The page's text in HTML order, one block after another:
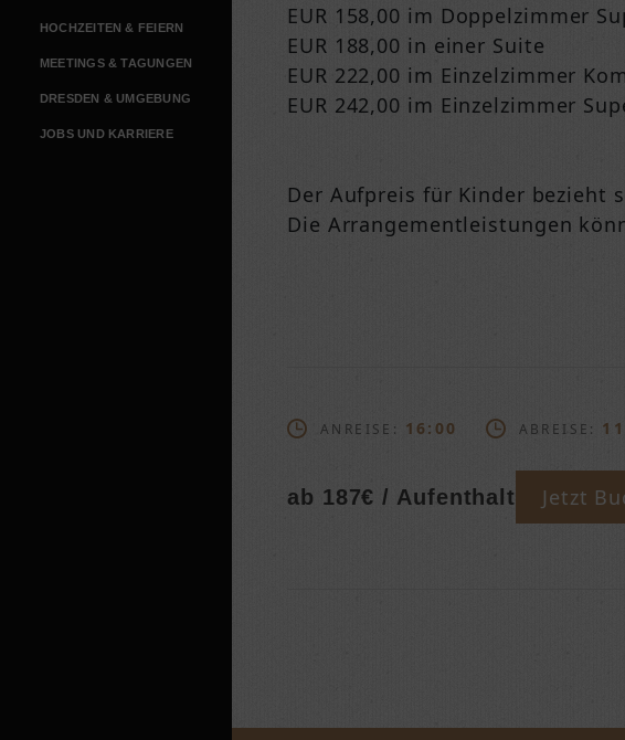
HOCHZEITEN & FEIERN
MEETINGS & TAGUNGEN
DRESDEN & UMGEBUNG
JOBS UND KARRIERE
EUR 158,00 im Doppelzimmer
EUR 188,00 in einer Suite
EUR 222,00 im Einzelzimmer
EUR 242,00 im Einzelzimmer
Der Aufpreis für Kinder bezieht
Die Arrangementleistungen
ANREISE: 16:00 ABREISE:
ab 187€ / Aufenthalt Jetzt